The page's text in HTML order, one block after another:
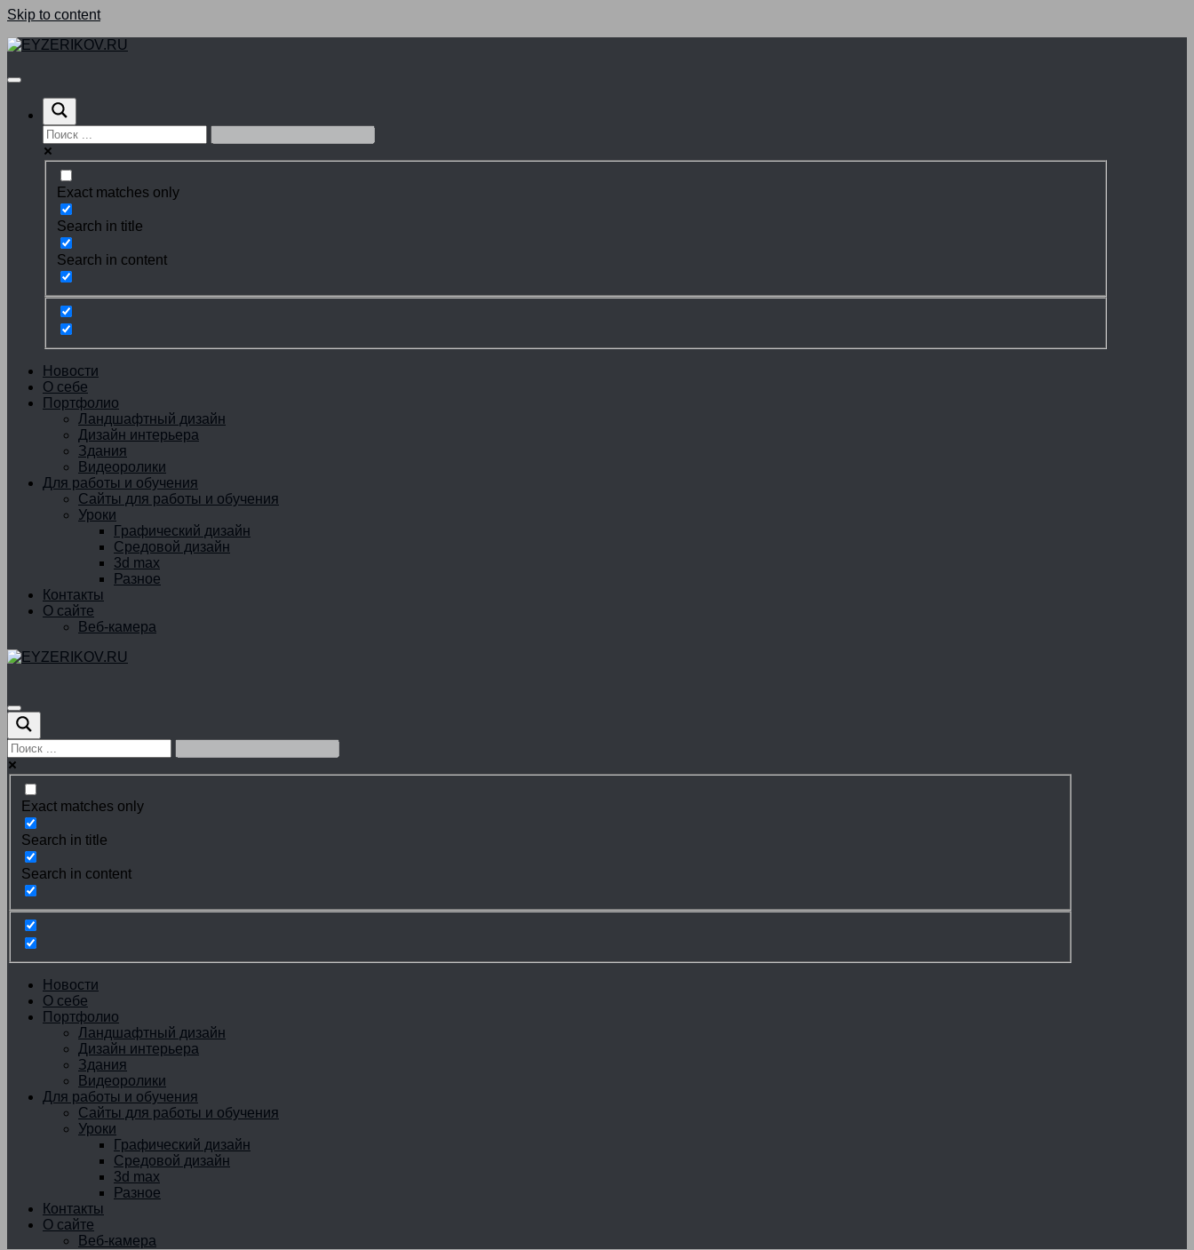
Skip to content
Exact matches only
Search in title
Search in content
Новости
О себе
Портфолио
Ландшафтный дизайн
Дизайн интерьера
Здания
Видеоролики
Для работы и обучения
Сайты для работы и обучения
Уроки
Графический дизайн
Средовой дизайн
3d max
Разное
Контакты
О сайте
Веб-камера
Exact matches only
Search in title
Search in content
Новости
О себе
Портфолио
Ландшафтный дизайн
Дизайн интерьера
Здания
Видеоролики
Для работы и обучения
Сайты для работы и обучения
Уроки
Графический дизайн
Средовой дизайн
3d max
Разное
Контакты
О сайте
Веб-камера